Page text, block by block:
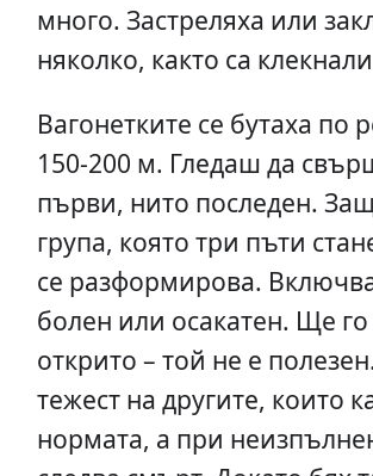
много. Застреляха или
няколко, както са
Вагонетките се бутаха по
150-200 м. Гледаш да
първи, нито последен.
група, която три пъти
се разформирова.
болен или осакатен. Ще
открито – той не е
тежест на другите, които
нормата, а при